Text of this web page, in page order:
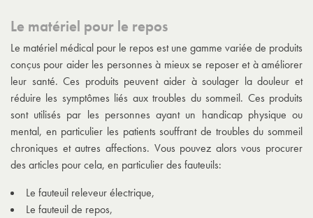
Le matériel pour le repos
Le matériel médical pour le repos est une gamme variée de produits
conçus pour aider les personnes à mieux se reposer et à améliorer
leur santé. Ces produits peuvent aider à soulager la douleur et
réduire les symptômes liés aux troubles du sommeil. Ces produits
sont utilisés par les personnes ayant un handicap physique ou
mental, en particulier les patients souffrant de troubles du sommeil
chroniques et autres affections. Vous pouvez alors vous procurer
des articles pour cela, en particulier des fauteuils:
Le fauteuil releveur électrique,
Le fauteuil de repos,